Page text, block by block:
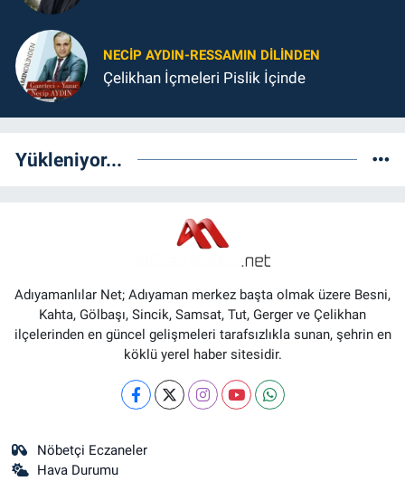
NECIP AYDIN-RESSAMIN DILINDEN
Çelikhan İçmeleri Pislik İçinde
Yükleniyor...
Adıyamanlılar Net; Adıyaman merkez başta olmak üzere Besni,
Kahta, Gölbaşı, Sincik, Samsat, Tut, Gerger ve Çelikhan
ilçelerinden en güncel gelişmeleri tarafsızlıkla sunan, şehrin en
köklü yerel haber sitesidir.
Nöbetçi Eczaneler
Hava Durumu